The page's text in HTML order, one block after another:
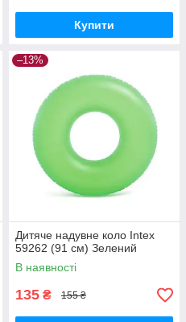
Купити
–13%
Дитяче надувне коло Intex
59262 (91 см) Зелений
В наявності
135 ₴ 155 ₴